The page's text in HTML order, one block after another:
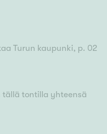
Turun kaupunki, p. 02
tällä tontilla yhteensä